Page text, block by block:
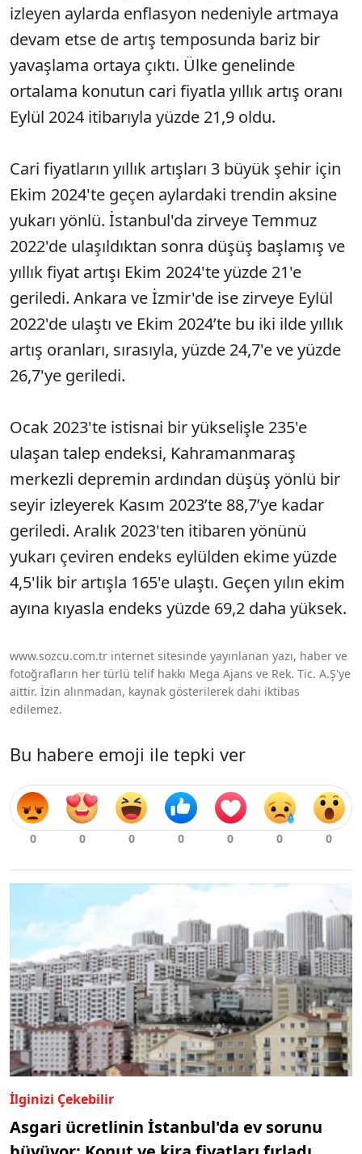
izleyen aylarda enflasyon nedeniyle artmaya
devam etse de artış temposunda bariz bir
yavaşlama ortaya çıktı. Ülke genelinde
ortalama konutun cari fiyatla yıllık artış oranı
Eylül 2024 itibarıyla yüzde 21,9 oldu.
Cari fiyatların yıllık artışları 3 büyük şehir için
Ekim 2024'te geçen aylardaki trendin aksine
yukarı yönlü. İstanbul'da zirveye Temmuz
2022'de ulaşıldıktan sonra düşüş başlamış ve
yıllık fiyat artışı Ekim 2024'te yüzde 21'e
geriledi. Ankara ve İzmir'de ise zirveye Eylül
2022'de ulaştı ve Ekim 2024’te bu iki ilde yıllık
artış oranları, sırasıyla, yüzde 24,7'e ve yüzde
26,7'ye geriledi.
Ocak 2023'te istisnai bir yükselişle 235'e
ulaşan talep endeksi, Kahramanmaraş
merkezli depremin ardından düşüş yönlü bir
seyir izleyerek Kasım 2023’te 88,7’ye kadar
geriledi. Aralık 2023'ten itibaren yönünü
yukarı çeviren endeks eylülden ekime yüzde
4,5'lik bir artışla 165'e ulaştı. Geçen yılın ekim
ayına kıyasla endeks yüzde 69,2 daha yüksek.
www.sozcu.com.tr internet sitesinde yayınlanan yazı, haber ve
fotoğrafların her türlü telif hakkı Mega Ajans ve Rek. Tic. A.Ş'ye
aittir. İzin alınmadan, kaynak gösterilerek dahi iktibas
edilemez.
Bu habere emoji ile tepki ver
İlginizi Çekebilir
Asgari ücretlinin İstanbul'da ev sorunu